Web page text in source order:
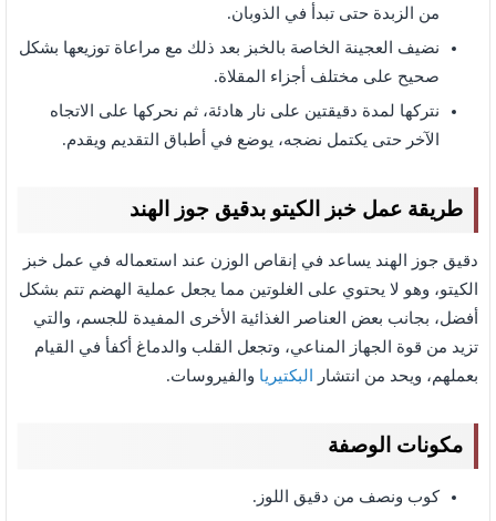
من الزبدة حتى تبدأ في الذوبان.
نضيف العجينة الخاصة بالخبز بعد ذلك مع مراعاة توزيعها بشكل
صحيح على مختلف أجزاء المقلاة.
نتركها لمدة دقيقتين على نار هادئة، ثم نحركها على الاتجاه
الآخر حتى يكتمل نضجه، يوضع في أطباق التقديم ويقدم.
طريقة عمل خبز الكيتو بدقيق جوز الهند
دقيق جوز الهند يساعد في إنقاص الوزن عند استعماله في عمل خبز
الكيتو، وهو لا يحتوي على الغلوتين مما يجعل عملية الهضم تتم بشكل
أفضل، بجانب بعض العناصر الغذائية الأخرى المفيدة للجسم، والتي
تزيد من قوة الجهاز المناعي، وتجعل القلب والدماغ أكفأ في القيام
بعملهم، ويحد من انتشار
البكتيريا والفيروسات.
مكونات الوصفة
كوب ونصف من دقيق اللوز.